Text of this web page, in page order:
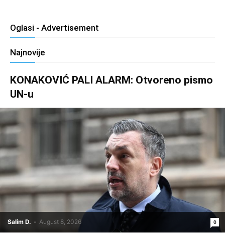
Oglasi - Advertisement
Najnovije
KONAKOVIĆ PALI ALARM: Otvoreno pismo
UN-u
Salim D. - August 8, 2026 0